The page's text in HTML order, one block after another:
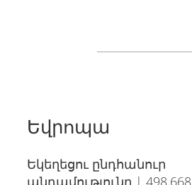
Եվրոպա
Եկեղեցու ընդհանուր
անդամությունը | 498,668